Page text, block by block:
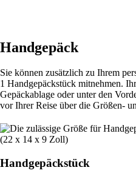
Handgepäck
Sie können zusätzlich zu Ihrem
1 Handgepäckstück mitnehmen.
Gepäckablage oder unter den
vor Ihrer Reise über die Größen-
Handgepäckstück